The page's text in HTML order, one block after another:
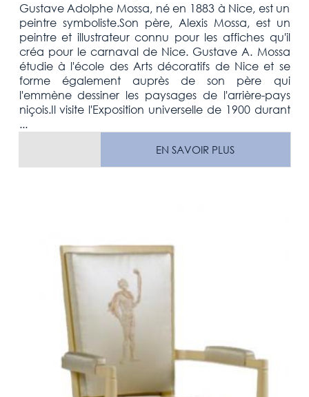
Gustave Adolphe Mossa, né en 1883 à Nice, est un
peintre symboliste.Son père, Alexis Mossa, est un
peintre et illustrateur connu pour les affiches qu'il
créa pour le carnaval de Nice. Gustave A. Mossa
étudie à l'école des Arts décoratifs de Nice et se
forme également auprès de son père qui
l'emmène dessiner les paysages de l'arrière-pays
niçois.Il visite l'Exposition universelle de 1900 durant
...
EN SAVOIR PLUS